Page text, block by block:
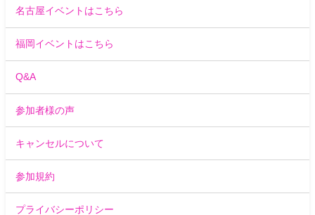
名古屋イベントはこちら
福岡イベントはこちら
Q&A
参加者様の声
キャンセルについて
参加規約
プライバシーポリシー